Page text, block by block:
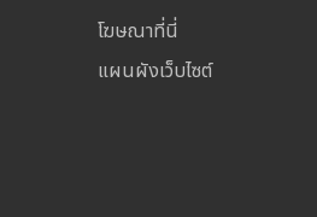
โฆษณาที่นี่
แผนผังเว็บไซต์